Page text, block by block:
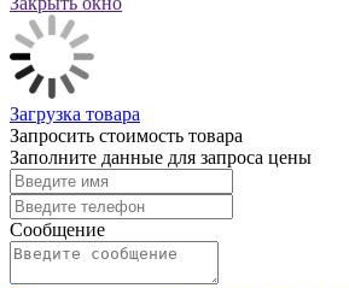
Загрузка товара
Запросить стоимость товара
Заполните данные для запроса цены
Сообщение